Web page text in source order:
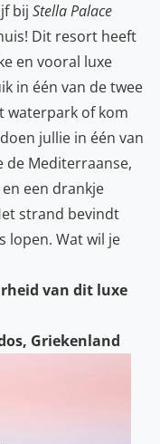
bij Stella Palace
Dit resort heeft
en vooral luxe
in één van de twee
waterpark of kom
jullie in één van
Mediterraanse,
een drankje
strand bevindt
lopen. Wat wil je
van dit luxe
Griekenland